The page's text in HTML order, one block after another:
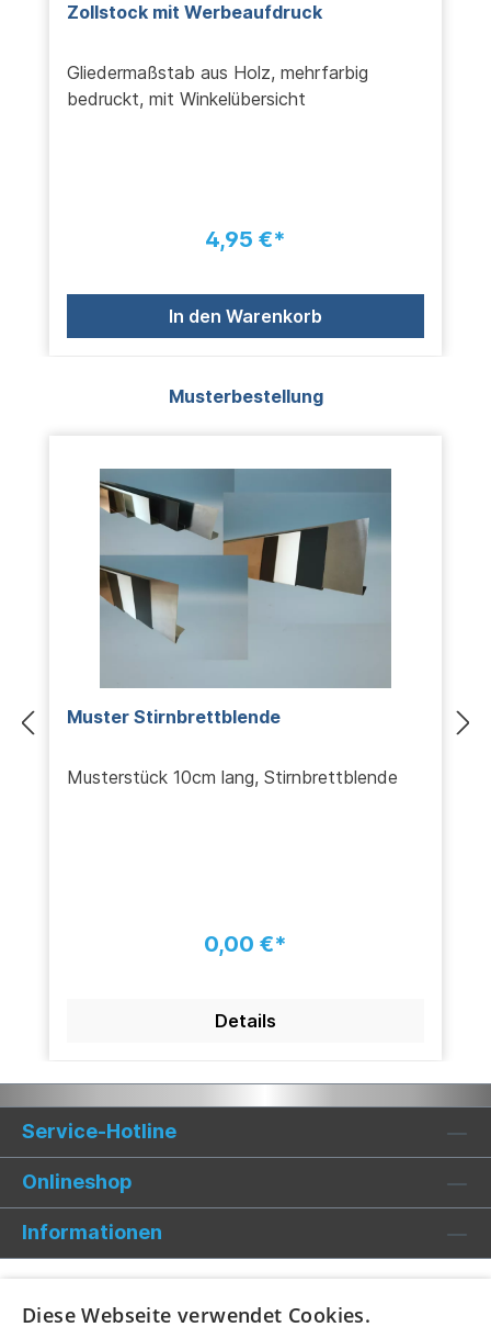
Zollstock mit Werbeaufdruck
Gliedermaßstab aus Holz, mehrfarbig
bedruckt, mit Winkelübersicht
4,95 €*
In den Warenkorb
Produktgalerie überspringen
Musterbestellung
Muster Stirnbrettblende
Musterstück 10cm lang, Stirnbrettblende
0,00 €*
Details
Service-Hotline
Onlineshop
Informationen
Diese Webseite verwendet Cookies.